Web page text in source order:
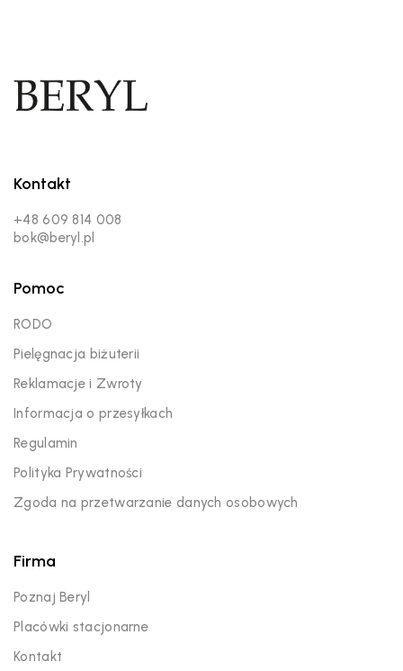
Kontakt
+48 609 814 008
bok@beryl.pl
Pomoc
RODO
Pielęgnacja biżuterii
Reklamacje i Zwroty
Informacja o przesyłkach
Regulamin
Polityka Prywatności
Zgoda na przetwarzanie danych osobowych
Firma
Poznaj Beryl
Placówki stacjonarne
Kontakt